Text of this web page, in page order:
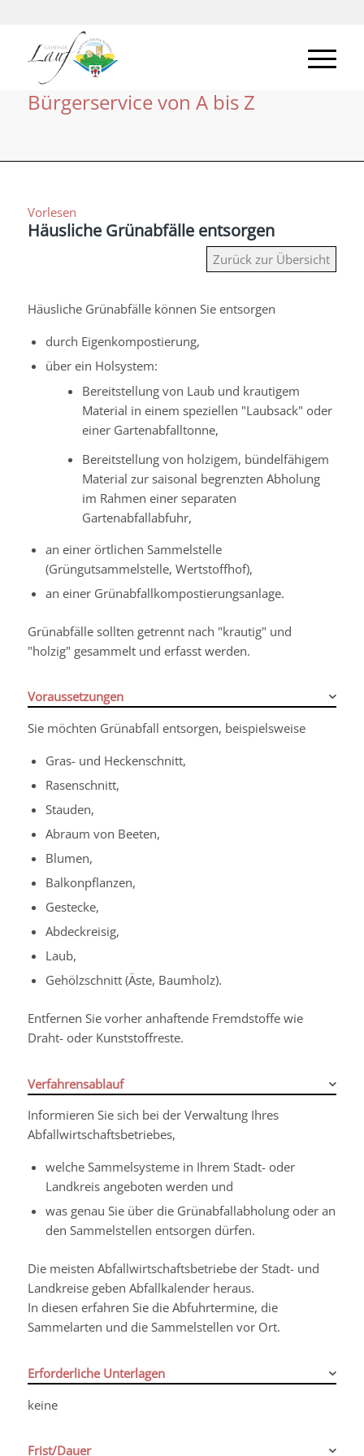
Bürgerservice von A bis Z
Vorlesen
Häusliche Grünabfälle entsorgen
Zurück zur Übersicht
Häusliche Grünabfälle können Sie entsorgen
durch Eigenkompostierung,
über ein Holsystem:
Bereitstellung von Laub und krautigem
Material in einem speziellen "Laubsack" oder
einer Gartenabfalltonne,
Bereitstellung von holzigem, bündelfähigem
Material zur saisonal begrenzten Abholung
im Rahmen einer separaten
Gartenabfallabfuhr,
an einer örtlichen Sammelstelle
(Grüngutsammelstelle, Wertstoffhof),
an einer Grünabfallkompostierungsanlage.
Grünabfälle sollten getrennt nach "krautig" und
"holzig" gesammelt und erfasst werden.
Voraussetzungen
Sie möchten Grünabfall entsorgen, beispielsweise
Gras- und Heckenschnitt,
Rasenschnitt,
Stauden,
Abraum von Beeten,
Blumen,
Balkonpflanzen,
Gestecke,
Abdeckreisig,
Laub,
Gehölzschnitt (Äste, Baumholz).
Entfernen Sie vorher anhaftende Fremdstoffe wie
Draht- oder Kunststoffreste.
Verfahrensablauf
Informieren Sie sich bei der Verwaltung Ihres
Abfallwirtschaftsbetriebes,
welche Sammelsysteme in Ihrem Stadt- oder
Landkreis angeboten werden und
was genau Sie über die Grünabfallabholung oder an
den Sammelstellen entsorgen dürfen.
Die meisten Abfallwirtschaftsbetriebe der Stadt- und
Landkreise geben Abfallkalender heraus.
In diesen erfahren Sie die Abfuhrtermine, die
Sammelarten und die Sammelstellen vor Ort.
Erforderliche Unterlagen
keine
Frist/Dauer